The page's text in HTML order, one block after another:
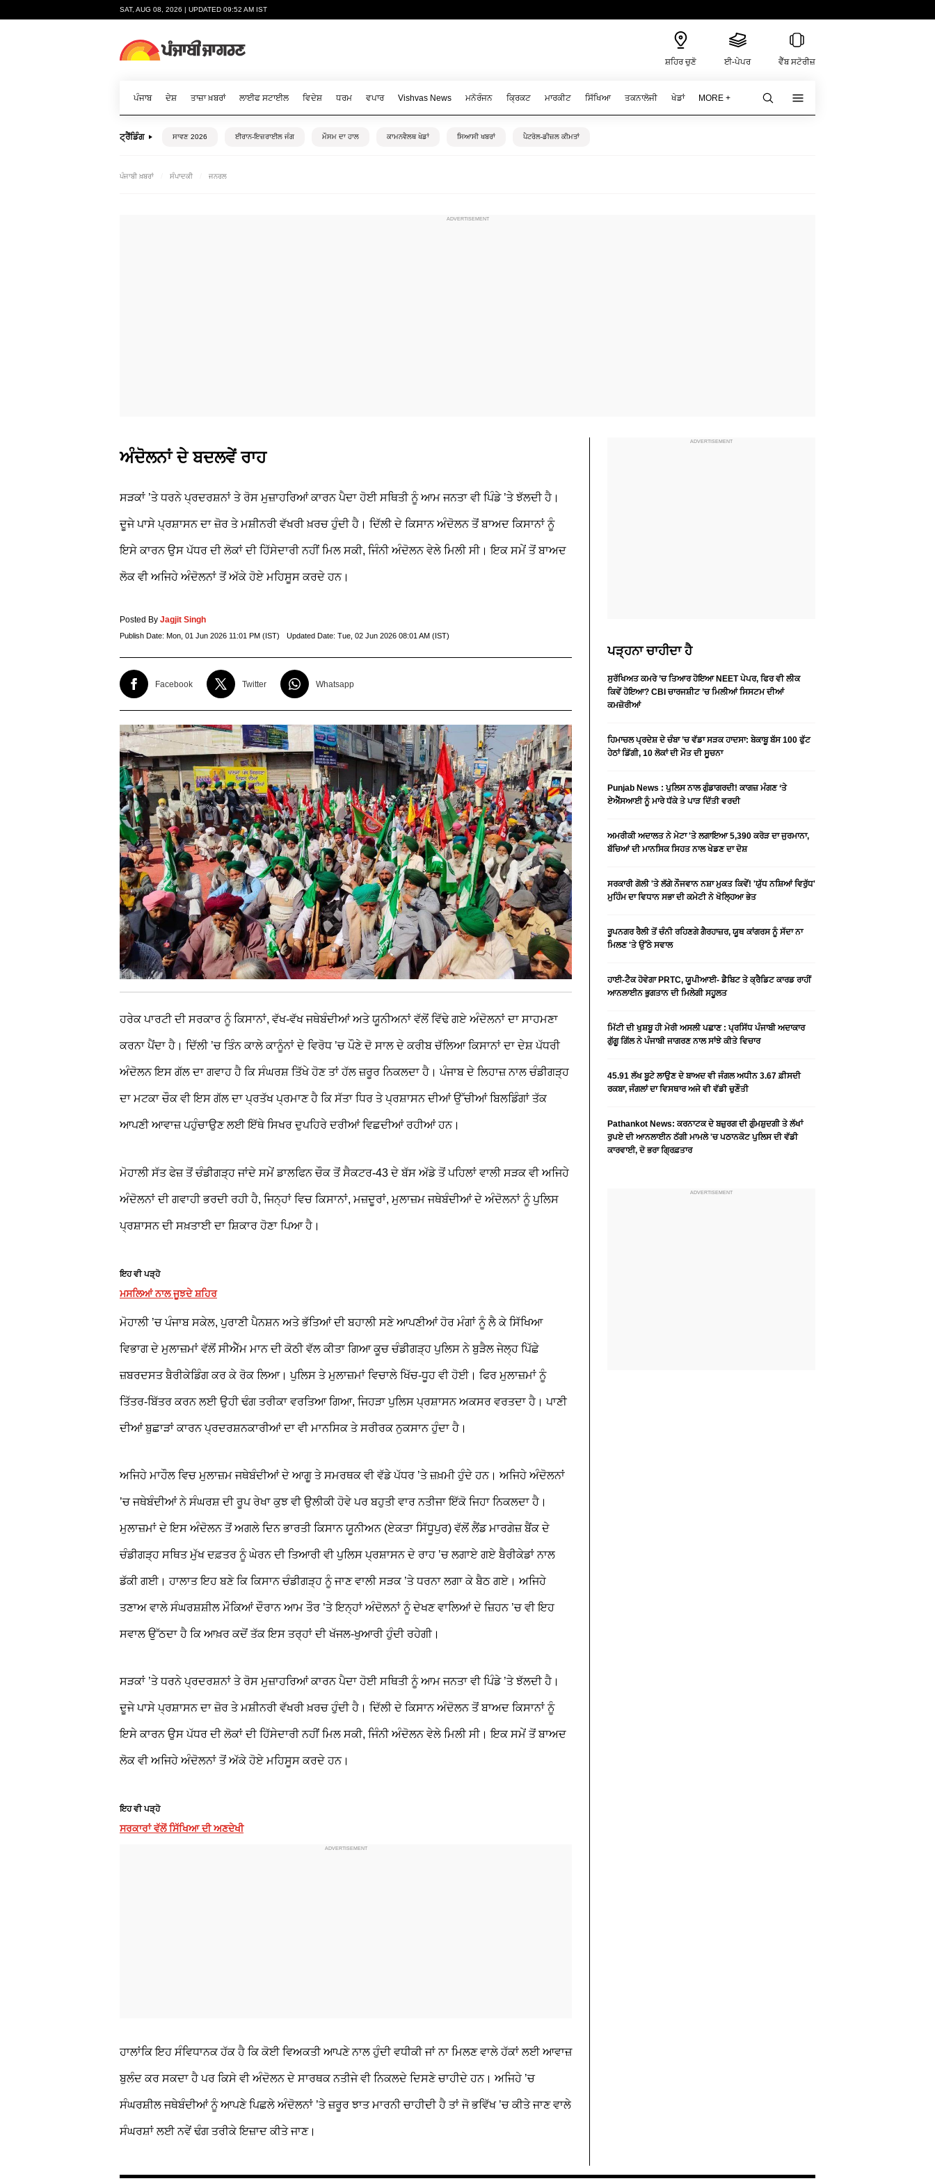
SAT, AUG 08, 2026 | UPDATED 09:52 AM IST
ਸ਼ਹਿਰ ਚੁਣੋ ਈ-ਪੇਪਰ ਵੈੱਬ ਸਟੋਰੀਜ਼
ਪੰਜਾਬ ਦੇਸ਼ ਤਾਜ਼ਾ ਖ਼ਬਰਾਂ ਲਾਈਫ ਸਟਾਈਲ ਵਿਦੇਸ਼ ਧਰਮ ਵਪਾਰ Vishvas News ਮਨੋਰੰਜਨ ਕ੍ਰਿਕਟ ਮਾਰਕੀਟ ਸਿੱਖਿਆ ਤਕਨਾਲੋਜੀ ਖੇਡਾਂ MORE +
ਟ੍ਰੈਂਡਿੰਗ ਸਾਵਣ 2026 ਈਰਾਨ-ਇਜ਼ਰਾਈਲ ਜੰਗ ਮੌਸਮ ਦਾ ਹਾਲ ਕਾਮਨਵੈਲਥ ਖੇਡਾਂ ਸਿਆਸੀ ਖਬਰਾਂ ਪੈਟਰੋਲ-ਡੀਜ਼ਲ ਕੀਮਤਾਂ
ਪੰਜਾਬੀ ਖ਼ਬਰਾਂ ਸੰਪਾਦਕੀ ਜਨਰਲ
ਅੰਦੋਲਨਾਂ ਦੇ ਬਦਲਵੇਂ ਰਾਹ
ਸੜਕਾਂ ’ਤੇ ਧਰਨੇ ਪ੍ਰਦਰਸ਼ਨਾਂ ਤੇ ਰੋਸ ਮੁਜ਼ਾਹਰਿਆਂ ਕਾਰਨ ਪੈਦਾ ਹੋਈ ਸਥਿਤੀ ਨੂੰ ਆਮ ਜਨਤਾ ਵੀ ਪਿੰਡੇ ’ਤੇ ਝੱਲਦੀ ਹੈ।
ਦੂਜੇ ਪਾਸੇ ਪ੍ਰਸ਼ਾਸਨ ਦਾ ਜ਼ੋਰ ਤੇ ਮਸ਼ੀਨਰੀ ਵੱਖਰੀ ਖ਼ਰਚ ਹੁੰਦੀ ਹੈ। ਦਿੱਲੀ ਦੇ ਕਿਸਾਨ ਅੰਦੋਲਨ ਤੋਂ ਬਾਅਦ ਕਿਸਾਨਾਂ ਨੂੰ
ਇਸੇ ਕਾਰਨ ਉਸ ਪੱਧਰ ਦੀ ਲੋਕਾਂ ਦੀ ਹਿੱਸੇਦਾਰੀ ਨਹੀਂ ਮਿਲ ਸਕੀ, ਜਿੰਨੀ ਅੰਦੋਲਨ ਵੇਲੇ ਮਿਲੀ ਸੀ। ਇਕ ਸਮੇਂ ਤੋਂ ਬਾਅਦ
ਲੋਕ ਵੀ ਅਜਿਹੇ ਅੰਦੋਲਨਾਂ ਤੋਂ ਅੱਕੇ ਹੋਏ ਮਹਿਸੂਸ ਕਰਦੇ ਹਨ।
Posted By Jagjit Singh
Publish Date: Mon, 01 Jun 2026 11:01 PM (IST) Updated Date: Tue, 02 Jun 2026 08:01 AM (IST)
Facebook Twitter Whatsapp
ਹਰੇਕ ਪਾਰਟੀ ਦੀ ਸਰਕਾਰ ਨੂੰ ਕਿਸਾਨਾਂ, ਵੱਖ-ਵੱਖ ਜਥੇਬੰਦੀਆਂ ਅਤੇ ਯੂਨੀਅਨਾਂ ਵੱਲੋਂ ਵਿੱਢੇ ਗਏ ਅੰਦੋਲਨਾਂ ਦਾ ਸਾਹਮਣਾ
ਕਰਨਾ ਪੈਂਦਾ ਹੈ। ਦਿੱਲੀ ’ਚ ਤਿੰਨ ਕਾਲੇ ਕਾਨੂੰਨਾਂ ਦੇ ਵਿਰੋਧ ’ਚ ਪੌਣੇ ਦੋ ਸਾਲ ਦੇ ਕਰੀਬ ਚੱਲਿਆ ਕਿਸਾਨਾਂ ਦਾ ਦੇਸ਼ ਪੱਧਰੀ
ਅੰਦੋਲਨ ਇਸ ਗੱਲ ਦਾ ਗਵਾਹ ਹੈ ਕਿ ਸੰਘਰਸ਼ ਤਿੱਖੇ ਹੋਣ ਤਾਂ ਹੱਲ ਜ਼ਰੂਰ ਨਿਕਲਦਾ ਹੈ। ਪੰਜਾਬ ਦੇ ਲਿਹਾਜ਼ ਨਾਲ ਚੰਡੀਗੜ੍ਹ
ਦਾ ਮਟਕਾ ਚੌਕ ਵੀ ਇਸ ਗੱਲ ਦਾ ਪ੍ਰਤੱਖ ਪ੍ਰਮਾਣ ਹੈ ਕਿ ਸੱਤਾ ਧਿਰ ਤੇ ਪ੍ਰਸ਼ਾਸਨ ਦੀਆਂ ਉੱਚੀਆਂ ਬਿਲਡਿੰਗਾਂ ਤੱਕ
ਆਪਣੀ ਆਵਾਜ਼ ਪਹੁੰਚਾਉਣ ਲਈ ਇੱਥੇ ਸਿਖਰ ਦੁਪਹਿਰੇ ਦਰੀਆਂ ਵਿਛਦੀਆਂ ਰਹੀਆਂ ਹਨ।
ਮੋਹਾਲੀ ਸੱਤ ਫੇਜ਼ ਤੋਂ ਚੰਡੀਗੜ੍ਹ ਜਾਂਦੇ ਸਮੇਂ ਡਾਲਫਿਨ ਚੌਕ ਤੋਂ ਸੈਕਟਰ-43 ਦੇ ਬੱਸ ਅੱਡੇ ਤੋਂ ਪਹਿਲਾਂ ਵਾਲੀ ਸੜਕ ਵੀ ਅਜਿਹੇ
ਅੰਦੋਲਨਾਂ ਦੀ ਗਵਾਹੀ ਭਰਦੀ ਰਹੀ ਹੈ, ਜਿਨ੍ਹਾਂ ਵਿਚ ਕਿਸਾਨਾਂ, ਮਜ਼ਦੂਰਾਂ, ਮੁਲਾਜ਼ਮ ਜਥੇਬੰਦੀਆਂ ਦੇ ਅੰਦੋਲਨਾਂ ਨੂੰ ਪੁਲਿਸ
ਪ੍ਰਸ਼ਾਸਨ ਦੀ ਸਖ਼ਤਾਈ ਦਾ ਸ਼ਿਕਾਰ ਹੋਣਾ ਪਿਆ ਹੈ।
ਇਹ ਵੀ ਪੜ੍ਹੋ
ਮਸਲਿਆਂ ਨਾਲ ਜੂਝਦੇ ਸ਼ਹਿਰ
ਮੋਹਾਲੀ ’ਚ ਪੰਜਾਬ ਸਕੇਲ, ਪੁਰਾਣੀ ਪੈਨਸ਼ਨ ਅਤੇ ਭੱਤਿਆਂ ਦੀ ਬਹਾਲੀ ਸਣੇ ਆਪਣੀਆਂ ਹੋਰ ਮੰਗਾਂ ਨੂੰ ਲੈ ਕੇ ਸਿੱਖਿਆ
ਵਿਭਾਗ ਦੇ ਮੁਲਾਜ਼ਮਾਂ ਵੱਲੋਂ ਸੀਐੱਮ ਮਾਨ ਦੀ ਕੋਠੀ ਵੱਲ ਕੀਤਾ ਗਿਆ ਕੂਚ ਚੰਡੀਗੜ੍ਹ ਪੁਲਿਸ ਨੇ ਬੁੜੈਲ ਜੇਲ੍ਹ ਪਿੱਛੇ
ਜ਼ਬਰਦਸਤ ਬੈਰੀਕੇਡਿੰਗ ਕਰ ਕੇ ਰੋਕ ਲਿਆ। ਪੁਲਿਸ ਤੇ ਮੁਲਾਜ਼ਮਾਂ ਵਿਚਾਲੇ ਖਿੱਚ-ਧੂਹ ਵੀ ਹੋਈ। ਫਿਰ ਮੁਲਾਜ਼ਮਾਂ ਨੂੰ
ਤਿੱਤਰ-ਬਿੱਤਰ ਕਰਨ ਲਈ ਉਹੀ ਢੰਗ ਤਰੀਕਾ ਵਰਤਿਆ ਗਿਆ, ਜਿਹੜਾ ਪੁਲਿਸ ਪ੍ਰਸ਼ਾਸਨ ਅਕਸਰ ਵਰਤਦਾ ਹੈ। ਪਾਣੀ
ਦੀਆਂ ਬੁਛਾੜਾਂ ਕਾਰਨ ਪ੍ਰਦਰਸ਼ਨਕਾਰੀਆਂ ਦਾ ਵੀ ਮਾਨਸਿਕ ਤੇ ਸਰੀਰਕ ਨੁਕਸਾਨ ਹੁੰਦਾ ਹੈ।
ਅਜਿਹੇ ਮਾਹੌਲ ਵਿਚ ਮੁਲਾਜ਼ਮ ਜਥੇਬੰਦੀਆਂ ਦੇ ਆਗੂ ਤੇ ਸਮਰਥਕ ਵੀ ਵੱਡੇ ਪੱਧਰ ’ਤੇ ਜ਼ਖ਼ਮੀ ਹੁੰਦੇ ਹਨ। ਅਜਿਹੇ ਅੰਦੋਲਨਾਂ
’ਚ ਜਥੇਬੰਦੀਆਂ ਨੇ ਸੰਘਰਸ਼ ਦੀ ਰੂਪ ਰੇਖਾ ਕੁਝ ਵੀ ਉਲੀਕੀ ਹੋਵੇ ਪਰ ਬਹੁਤੀ ਵਾਰ ਨਤੀਜਾ ਇੱਕੋ ਜਿਹਾ ਨਿਕਲਦਾ ਹੈ।
ਮੁਲਾਜ਼ਮਾਂ ਦੇ ਇਸ ਅੰਦੋਲਨ ਤੋਂ ਅਗਲੇ ਦਿਨ ਭਾਰਤੀ ਕਿਸਾਨ ਯੂਨੀਅਨ (ਏਕਤਾ ਸਿੱਧੂਪੁਰ) ਵੱਲੋਂ ਲੈਂਡ ਮਾਰਗੇਜ਼ ਬੈਂਕ ਦੇ
ਚੰਡੀਗੜ੍ਹ ਸਥਿਤ ਮੁੱਖ ਦਫ਼ਤਰ ਨੂੰ ਘੇਰਨ ਦੀ ਤਿਆਰੀ ਵੀ ਪੁਲਿਸ ਪ੍ਰਸ਼ਾਸਨ ਦੇ ਰਾਹ ’ਚ ਲਗਾਏ ਗਏ ਬੈਰੀਕੇਡਾਂ ਨਾਲ
ਡੱਕੀ ਗਈ। ਹਾਲਾਤ ਇਹ ਬਣੇ ਕਿ ਕਿਸਾਨ ਚੰਡੀਗੜ੍ਹ ਨੂੰ ਜਾਣ ਵਾਲੀ ਸੜਕ ’ਤੇ ਧਰਨਾ ਲਗਾ ਕੇ ਬੈਠ ਗਏ। ਅਜਿਹੇ
ਤਣਾਅ ਵਾਲੇ ਸੰਘਰਸ਼ਸ਼ੀਲ ਮੌਕਿਆਂ ਦੌਰਾਨ ਆਮ ਤੌਰ ’ਤੇ ਇਨ੍ਹਾਂ ਅੰਦੋਲਨਾਂ ਨੂੰ ਦੇਖਣ ਵਾਲਿਆਂ ਦੇ ਜ਼ਿਹਨ ’ਚ ਵੀ ਇਹ
ਸਵਾਲ ਉੱਠਦਾ ਹੈ ਕਿ ਆਖ਼ਰ ਕਦੋਂ ਤੱਕ ਇਸ ਤਰ੍ਹਾਂ ਦੀ ਖੱਜਲ-ਖੁਆਰੀ ਹੁੰਦੀ ਰਹੇਗੀ।
ਸੜਕਾਂ ’ਤੇ ਧਰਨੇ ਪ੍ਰਦਰਸ਼ਨਾਂ ਤੇ ਰੋਸ ਮੁਜ਼ਾਹਰਿਆਂ ਕਾਰਨ ਪੈਦਾ ਹੋਈ ਸਥਿਤੀ ਨੂੰ ਆਮ ਜਨਤਾ ਵੀ ਪਿੰਡੇ ’ਤੇ ਝੱਲਦੀ ਹੈ।
ਦੂਜੇ ਪਾਸੇ ਪ੍ਰਸ਼ਾਸਨ ਦਾ ਜ਼ੋਰ ਤੇ ਮਸ਼ੀਨਰੀ ਵੱਖਰੀ ਖ਼ਰਚ ਹੁੰਦੀ ਹੈ। ਦਿੱਲੀ ਦੇ ਕਿਸਾਨ ਅੰਦੋਲਨ ਤੋਂ ਬਾਅਦ ਕਿਸਾਨਾਂ ਨੂੰ
ਇਸੇ ਕਾਰਨ ਉਸ ਪੱਧਰ ਦੀ ਲੋਕਾਂ ਦੀ ਹਿੱਸੇਦਾਰੀ ਨਹੀਂ ਮਿਲ ਸਕੀ, ਜਿੰਨੀ ਅੰਦੋਲਨ ਵੇਲੇ ਮਿਲੀ ਸੀ। ਇਕ ਸਮੇਂ ਤੋਂ ਬਾਅਦ
ਲੋਕ ਵੀ ਅਜਿਹੇ ਅੰਦੋਲਨਾਂ ਤੋਂ ਅੱਕੇ ਹੋਏ ਮਹਿਸੂਸ ਕਰਦੇ ਹਨ।
ਇਹ ਵੀ ਪੜ੍ਹੋ
ਸਰਕਾਰਾਂ ਵੱਲੋਂ ਸਿੱਖਿਆ ਦੀ ਅਣਦੇਖੀ
ਹਾਲਾਂਕਿ ਇਹ ਸੰਵਿਧਾਨਕ ਹੱਕ ਹੈ ਕਿ ਕੋਈ ਵਿਅਕਤੀ ਆਪਣੇ ਨਾਲ ਹੁੰਦੀ ਵਧੀਕੀ ਜਾਂ ਨਾ ਮਿਲਣ ਵਾਲੇ ਹੱਕਾਂ ਲਈ ਆਵਾਜ਼
ਬੁਲੰਦ ਕਰ ਸਕਦਾ ਹੈ ਪਰ ਕਿਸੇ ਵੀ ਅੰਦੋਲਨ ਦੇ ਸਾਰਥਕ ਨਤੀਜੇ ਵੀ ਨਿਕਲਦੇ ਦਿਸਣੇ ਚਾਹੀਦੇ ਹਨ। ਅਜਿਹੇ ’ਚ
ਸੰਘਰਸ਼ੀਲ ਜਥੇਬੰਦੀਆਂ ਨੂੰ ਆਪਣੇ ਪਿਛਲੇ ਅੰਦੋਲਨਾਂ ’ਤੇ ਜ਼ਰੂਰ ਝਾਤ ਮਾਰਨੀ ਚਾਹੀਦੀ ਹੈ ਤਾਂ ਜੋ ਭਵਿੱਖ ’ਚ ਕੀਤੇ ਜਾਣ ਵਾਲੇ
ਸੰਘਰਸ਼ਾਂ ਲਈ ਨਵੇਂ ਢੰਗ ਤਰੀਕੇ ਇਜ਼ਾਦ ਕੀਤੇ ਜਾਣ।
ਪੜ੍ਹਨਾ ਚਾਹੀਦਾ ਹੈ
ਸੁਰੱਖਿਅਤ ਕਮਰੇ ’ਚ ਤਿਆਰ ਹੋਇਆ NEET ਪੇਪਰ, ਫਿਰ ਵੀ ਲੀਕ
ਕਿਵੇਂ ਹੋਇਆ? CBI ਚਾਰਜਸ਼ੀਟ ’ਚ ਮਿਲੀਆਂ ਸਿਸਟਮ ਦੀਆਂ
ਕਮਜ਼ੋਰੀਆਂ
ਹਿਮਾਚਲ ਪ੍ਰਦੇਸ਼ ਦੇ ਚੰਬਾ ’ਚ ਵੱਡਾ ਸੜਕ ਹਾਦਸਾ: ਬੇਕਾਬੂ ਬੱਸ 100 ਫੁੱਟ
ਹੇਠਾਂ ਡਿੱਗੀ, 10 ਲੋਕਾਂ ਦੀ ਮੌਤ ਦੀ ਸੂਚਨਾ
Punjab News : ਪੁਲਿਸ ਨਾਲ ਗੁੰਡਾਗਰਦੀ! ਕਾਗਜ਼ ਮੰਗਣ ‘ਤੇ
ਏਐੱਸਆਈ ਨੂੰ ਮਾਰੇ ਧੱਕੇ ਤੇ ਪਾੜ ਦਿੱਤੀ ਵਰਦੀ
ਅਮਰੀਕੀ ਅਦਾਲਤ ਨੇ ਮੇਟਾ 'ਤੇ ਲਗਾਇਆ 5,390 ਕਰੋੜ ਦਾ ਜੁਰਮਾਨਾ,
ਬੱਚਿਆਂ ਦੀ ਮਾਨਸਿਕ ਸਿਹਤ ਨਾਲ ਖੇਡਣ ਦਾ ਦੋਸ਼
ਸਰਕਾਰੀ ਗੋਲੀ 'ਤੇ ਲੱਗੇ ਨੌਜਵਾਨ ਨਸ਼ਾ ਮੁਕਤ ਕਿਵੇਂ! 'ਯੁੱਧ ਨਸ਼ਿਆਂ ਵਿਰੁੱਧ'
ਮੁਹਿੰਮ ਦਾ ਵਿਧਾਨ ਸਭਾ ਦੀ ਕਮੇਟੀ ਨੇ ਖੋਲ੍ਹਿਆ ਭੇਤ
ਰੂਪਨਗਰ ਰੈਲੀ ਤੋਂ ਚੰਨੀ ਰਹਿਣਗੇ ਗੈਰਹਾਜ਼ਰ, ਯੂਥ ਕਾਂਗਰਸ ਨੂੰ ਸੱਦਾ ਨਾ
ਮਿਲਣ 'ਤੇ ਉੱਠੇ ਸਵਾਲ
ਹਾਈ-ਟੈਕ ਹੋਵੇਗਾ PRTC, ਯੂਪੀਆਈ- ਡੈਬਿਟ ਤੇ ਕ੍ਰੈਡਿਟ ਕਾਰਡ ਰਾਹੀਂ
ਆਨਲਾਈਨ ਭੁਗਤਾਨ ਦੀ ਮਿਲੇਗੀ ਸਹੂਲਤ
ਮਿੱਟੀ ਦੀ ਖੁਸ਼ਬੂ ਹੀ ਮੇਰੀ ਅਸਲੀ ਪਛਾਣ : ਪ੍ਰਸਿੱਧ ਪੰਜਾਬੀ ਅਦਾਕਾਰ
ਗੁੱਗੂ ਗਿੱਲ ਨੇ ਪੰਜਾਬੀ ਜਾਗਰਣ ਨਾਲ ਸਾਂਝੇ ਕੀਤੇ ਵਿਚਾਰ
45.91 ਲੱਖ ਬੂਟੇ ਲਾਉਣ ਦੇ ਬਾਅਦ ਵੀ ਜੰਗਲ ਅਧੀਨ 3.67 ਫ਼ੀਸਦੀ
ਰਕਬਾ, ਜੰਗਲਾਂ ਦਾ ਵਿਸਥਾਰ ਅਜੇ ਵੀ ਵੱਡੀ ਚੁਣੌਤੀ
Pathankot News: ਕਰਨਾਟਕ ਦੇ ਬਜ਼ੁਰਗ ਦੀ ਗੁੰਮਸ਼ੁਦਗੀ ਤੇ ਲੱਖਾਂ
ਰੁਪਏ ਦੀ ਆਨਲਾਈਨ ਠੱਗੀ ਮਾਮਲੇ 'ਚ ਪਠਾਨਕੋਟ ਪੁਲਿਸ ਦੀ ਵੱਡੀ
ਕਾਰਵਾਈ, ਦੋ ਭਰਾ ਗ੍ਰਿਫ਼ਤਾਰ